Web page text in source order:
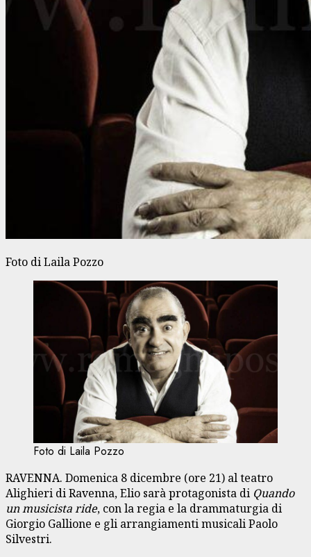
Foto di Laila Pozzo
Foto di Laila Pozzo
RAVENNA. Domenica 8 dicembre (ore 21) al teatro
Alighieri di Ravenna, Elio sarà protagonista di Quando
un musicista ride, con la regia e la drammaturgia di
Giorgio Gallione e gli arrangiamenti musicali Paolo
Silvestri.